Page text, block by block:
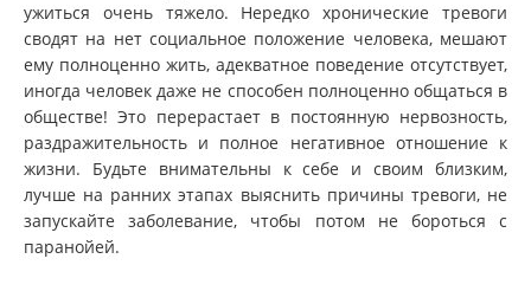
ужиться очень тяжело. Нередко хронические тревоги
сводят на нет социальное положение человека, мешают
ему полноценно жить, адекватное поведение отсутствует,
иногда человек даже не способен полноценно общаться в
обществе! Это перерастает в постоянную нервозность,
раздражительность и полное негативное отношение к
жизни. Будьте внимательны к себе и своим близким,
лучше на ранних этапах выяснить причины тревоги, не
запускайте заболевание, чтобы потом не бороться с
паранойей.